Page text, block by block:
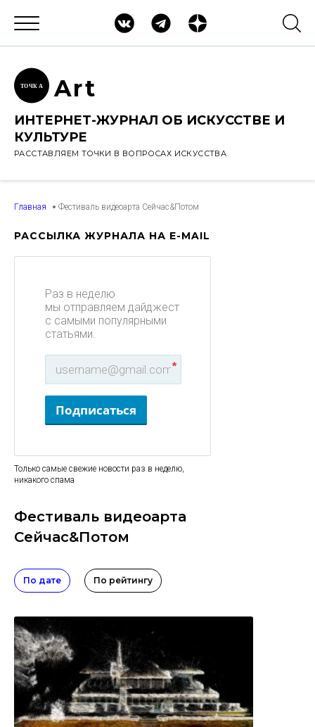
ТОЧК А Art
ИНТЕРНЕТ-ЖУРНАЛ ОБ ИСКУССТВЕ И
КУЛЬТУРЕ
РАССТАВЛЯЕМ ТОЧКИ В ВОПРОСАХ ИСКУССТВА
Главная Фестиваль видеоарта Сейчас&Потом
РАССЫЛКА ЖУРНАЛА НА E-MAIL
Раз в неделю
мы отправляем дайджест
с самыми популярными
статьями.
*
Подписаться
Только самые свежие новости раз в неделю,
никакого спама
Фестиваль видеоарта
Сейчас&Потом
По дате По рейтингу